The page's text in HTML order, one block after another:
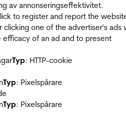
av annonseringseffektivitet.
to register and report the
clicking one of the advertiser's ads
of an ad and to present
Typ: HTTP-cookie
Typ: Pixelspårare
Typ: Pixelspårare